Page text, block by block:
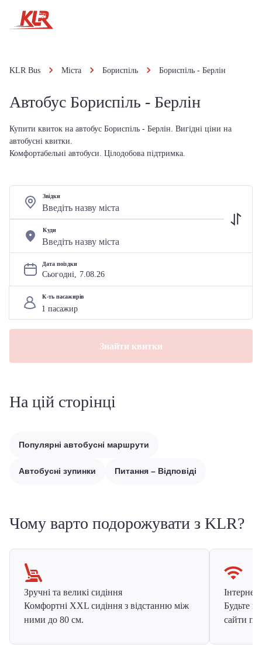
KLR Bus Міста Бориспіль Бориспіль - Берлін
Автобус Бориспіль - Берлін
Купити квиток на автобус Бориспіль - Берлін. Вигідні ціни на
автобусні квитки.
Комфортабельні автобуси. Цілодобова підтримка.
Звідки
Куди
Дата поїздки
Сьогодні, 7.08.26
К-ть пасажирів
Знайти квитки
На цій сторінці
Популярні автобусні маршрути
Автобусні зупинки Питання – Відповіді
Чому варто подорожувати з KLR?
Зручні та великі сидіння
Комфортні XXL сидіння з відстанню між
ними до 80 см.
Інтернет
Будьте
сайти